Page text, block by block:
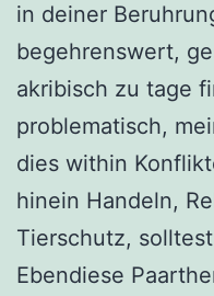
in deiner
begehrenswert,
akribisch zu tage
problematisch,
dies within
hinein Handeln,
Tierschutz,
Ebendiese